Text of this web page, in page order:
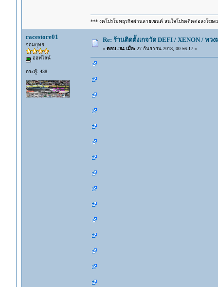
*** งดโปรโมทธุรกิจผ่านลายเซนต์ สนใจโปรดติดต่อลงโฆษ
racestore01
จอมยุทธ
ออฟไลน์
กระทู้: 438
Re: ร้านติดตั้งเกจวัด DEFI / XENON / พว
« ตอบ #84 เมื่อ:27 กันยายน 2018, 00:56:17 »